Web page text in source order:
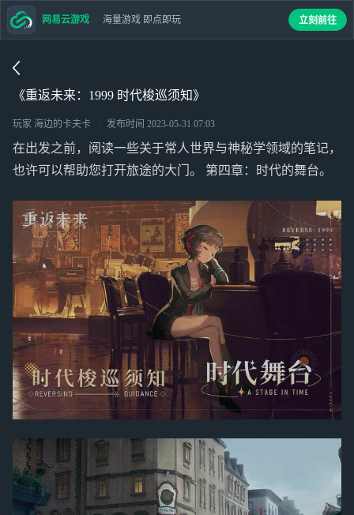
《重返未来：1999 时代梭巡须知》
玩家 海边的卡夫卡 发布时间 2023-05-31 07:03
在出发之前，阅读一些关于常人世界与神秘学领域的笔记，
也许可以帮助您打开旅途的大门。 第四章：时代的舞台。
网易云游戏 海量游戏 即点即玩 立刻前往